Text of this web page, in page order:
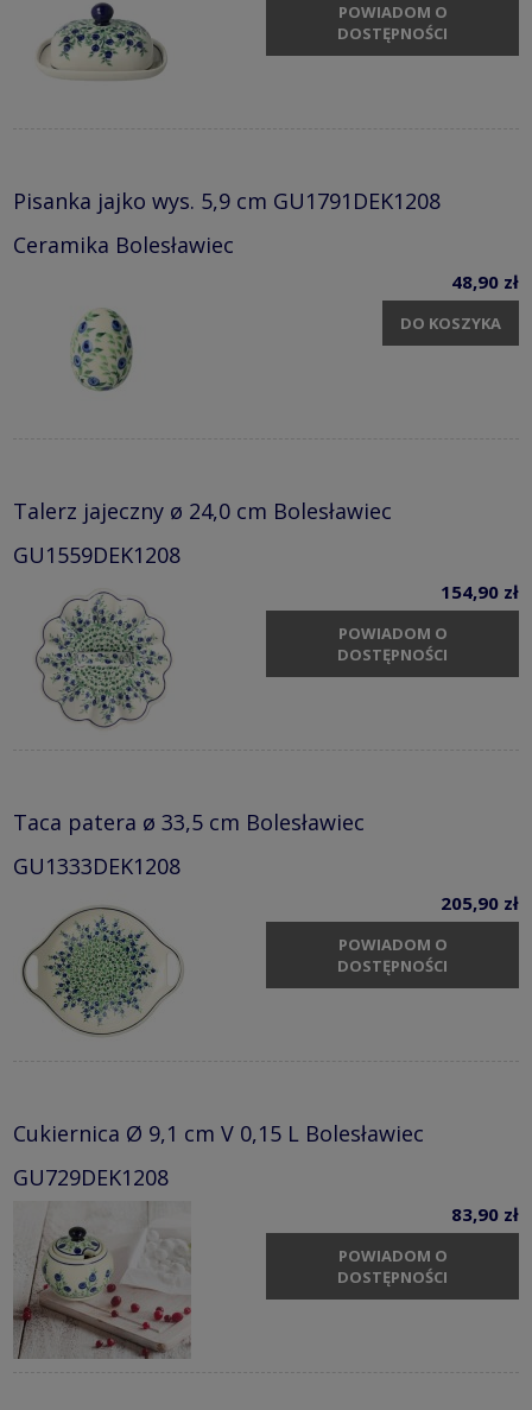
POWIADOM O
DOSTĘPNOŚCI
Pisanka jajko wys. 5,9 cm GU1791DEK1208
Ceramika Bolesławiec
48,90 zł
DO KOSZYKA
Talerz jajeczny ø 24,0 cm Bolesławiec
GU1559DEK1208
154,90 zł
POWIADOM O
DOSTĘPNOŚCI
Taca patera ø 33,5 cm Bolesławiec
GU1333DEK1208
205,90 zł
POWIADOM O
DOSTĘPNOŚCI
Cukiernica Ø 9,1 cm V 0,15 L Bolesławiec
GU729DEK1208
83,90 zł
POWIADOM O
DOSTĘPNOŚCI